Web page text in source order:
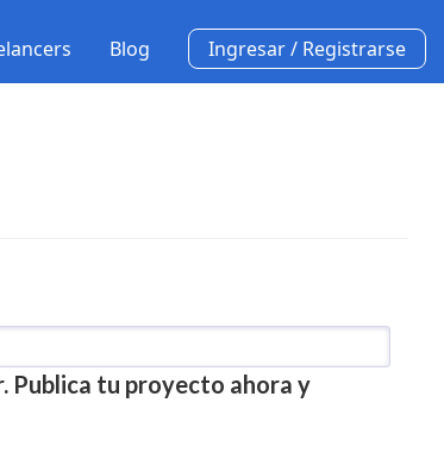
Blog Ingresar / Registrarse
Publica tu proyecto ahora y